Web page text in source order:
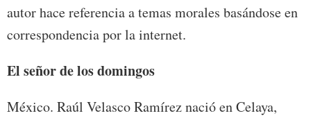
autor hace referencia a temas morales basándose en
correspondencia por la internet.
El señor de los domingos
México. Raúl Velasco Ramírez nació en Celaya,